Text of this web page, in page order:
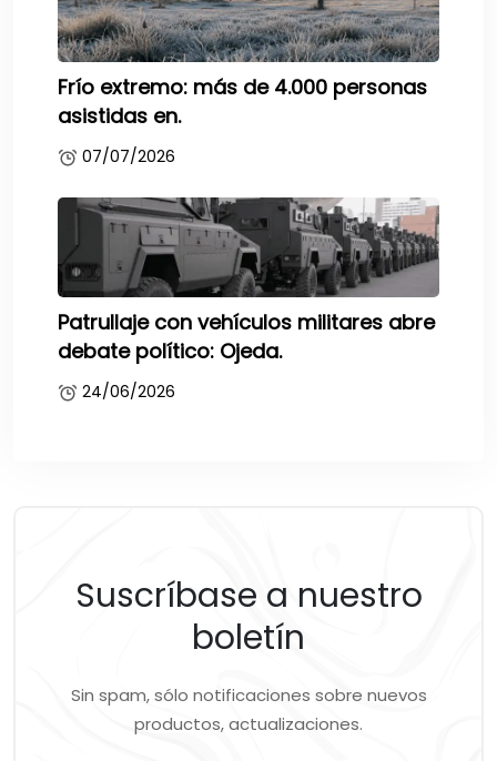
Frío extremo: más de 4.000 personas
asistidas en.
07/07/2026
Patrullaje con vehículos militares abre
debate político: Ojeda.
24/06/2026
Suscríbase a nuestro
boletín
Sin spam, sólo notificaciones sobre nuevos
productos, actualizaciones.